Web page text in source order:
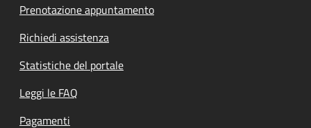
Prenotazione appuntamento
Richiedi assistenza
Statistiche del portale
Leggi le FAQ
Pagamenti